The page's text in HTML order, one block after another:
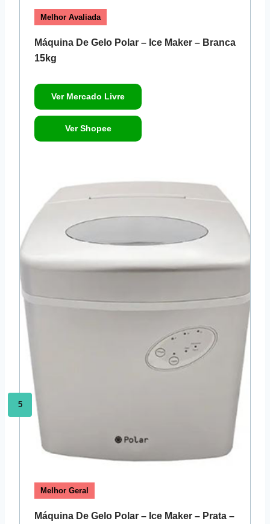
Melhor Avaliada
Máquina De Gelo Polar – Ice Maker – Branca
15kg
Ver Mercado Livre
Ver Shopee
5
Melhor Geral
Máquina De Gelo Polar – Ice Maker – Prata –